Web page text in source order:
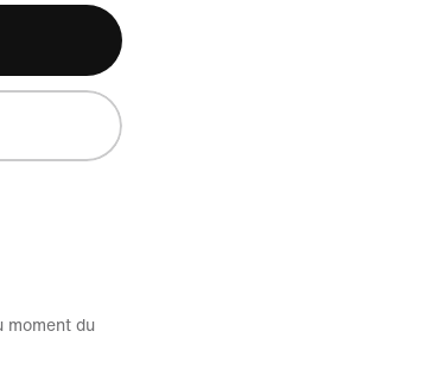
moment du